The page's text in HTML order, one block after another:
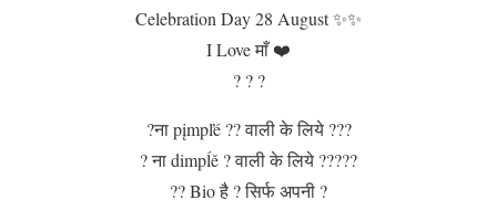
Celebration Day 28 August ✨✨
I Love माँ ❤️
? ? ?
?ना pįmpľé ?? वाली के लिये ???
? ना dimpĺě ? वाली के लिये ?????
?? Bio है ? सिर्फ अपनी ?